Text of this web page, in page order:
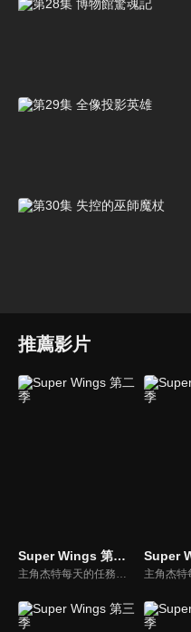
推薦影片
Super Wings 第二季